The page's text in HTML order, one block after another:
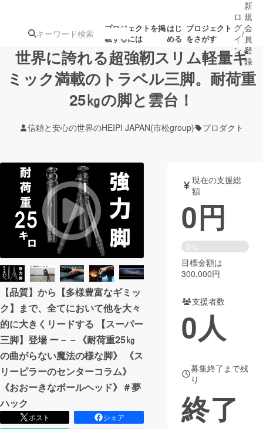
プロジェクトを掲
載するには
はじ
める
プロジェクト
をさがす
注目のリ 注目の新着プロ募集終了が近いプ
テクノロジー・ガジェット
映像・映画 書籍・雑誌
ビジネス・起業 チャレンジ
まちづくり・地域活性化
CAMPFIRE for Social Good CAMPFIRE Creation
CAMPFIREふるさと納税
コミュニティ
ロ
グ
イ
ン
/
新
規
会
員
登
録
世界に誇れる超強靭スリム軽量ギ
ミック満載のトラベル三脚。耐荷重
25㎏の脚と雲台！
信頼と安心の世界のHEIPI JAPAN(市松group) プロダクト
【品質】から【多様豊富なギミッ
ク】まで、全てにおいて他を大々
的に大きくリードする 【スーパー
三脚】登場 ー－－《耐荷重25㎏
の曲がらない魔法の様な脚》 《ス
リーピラーのセンターコラム》
《おおーきなボールヘッド》＃夢
ハック
ポスト
シェア
現在の支援総
額
0円
0%
目標金額は
300,000円
支援者数
0人
募集終了まで残
り
終了